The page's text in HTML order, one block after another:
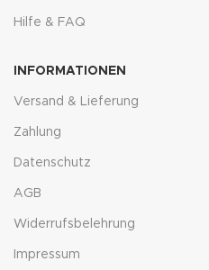
Hilfe & FAQ
INFORMATIONEN
Versand & Lieferung
Zahlung
Datenschutz
AGB
Widerrufsbelehrung
Impressum